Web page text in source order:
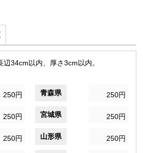
34cm以内、厚さ3cm以内。
250円 青森県 250円
250円 宮城県 250円
250円 山形県 250円